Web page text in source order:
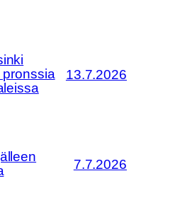
pronssia
13.7.2026
7.7.2026